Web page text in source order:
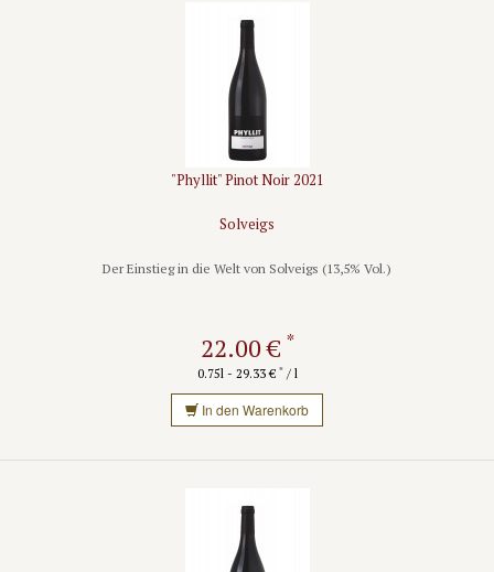
"Phyllit" Pinot Noir 2021
Solveigs
Der Einstieg in die Welt von Solveigs (13,5% Vol.)
22.00 € *
0.75l - 29.33 € */ l
In den Warenkorb